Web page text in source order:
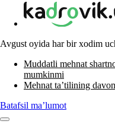
Avgust oyida har bir хodim
Muddatli mehnat
mumkinmi
Mehnat ta’tilining
Batafsil ma’lumot